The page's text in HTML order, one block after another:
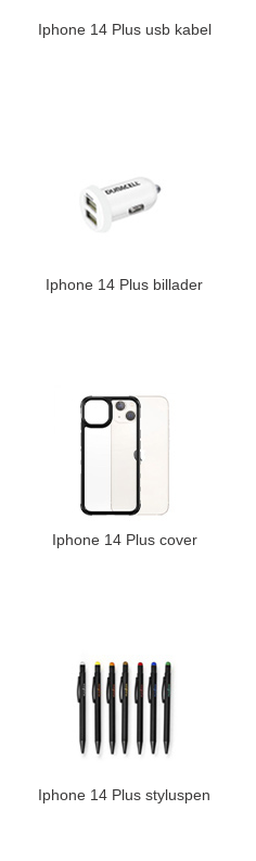
Iphone 14 Plus usb kabel
Iphone 14 Plus billader
Iphone 14 Plus cover
Iphone 14 Plus styluspen